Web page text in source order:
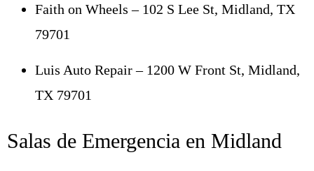
Faith on Wheels – 102 S Lee St, Midland, TX
79701
Luis Auto Repair – 1200 W Front St, Midland,
TX 79701
Salas de Emergencia en Midland